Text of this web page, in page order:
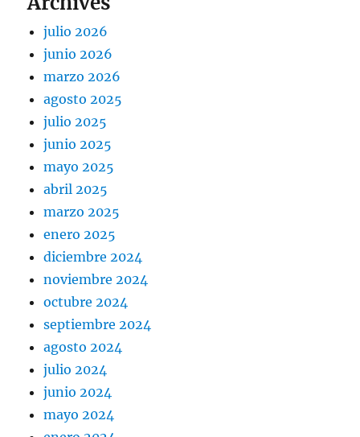
julio 2026
junio 2026
marzo 2026
agosto 2025
julio 2025
junio 2025
mayo 2025
abril 2025
marzo 2025
enero 2025
diciembre 2024
noviembre 2024
octubre 2024
septiembre 2024
agosto 2024
julio 2024
junio 2024
mayo 2024